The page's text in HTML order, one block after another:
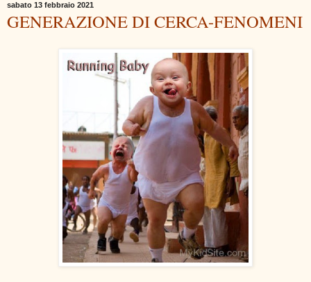
sabato 13 febbraio 2021
GENERAZIONE DI CERCA-FENOMENI